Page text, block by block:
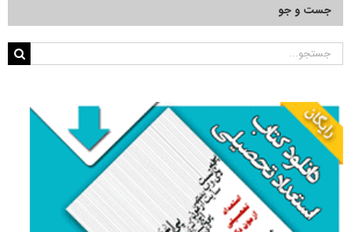
جست و جو
جستجو